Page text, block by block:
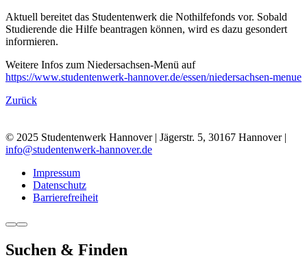
Aktuell bereitet das Studentenwerk die Nothilfefonds vor. Sobald
Studierende die Hilfe beantragen können, wird es dazu gesondert
informieren.
Weitere Infos zum Niedersachsen-Menü auf
https://www.studentenwerk-hannover.de/essen/niedersachsen-menue
Zurück
© 2025 Studentenwerk Hannover | Jägerstr. 5, 30167 Hannover |
info@studentenwerk-hannover.de
Impressum
Datenschutz
Barrierefreiheit
Suchen & Finden